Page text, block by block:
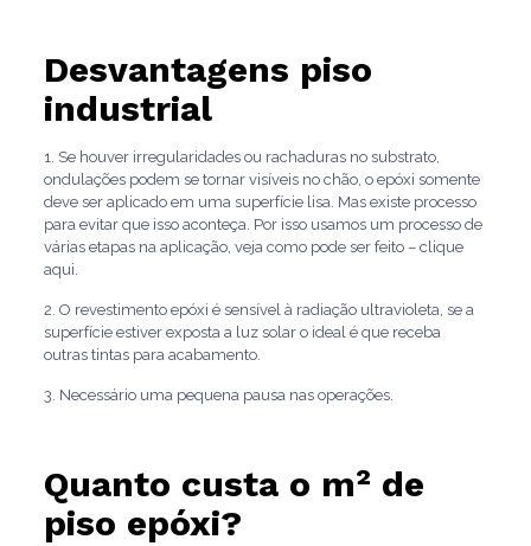
Desvantagens piso
industrial
1. Se houver irregularidades ou rachaduras no substrato,
ondulações podem se tornar visíveis no chão, o epóxi somente
deve ser aplicado em uma superfície lisa. Mas existe processo
para evitar que isso aconteça. Por isso usamos um processo de
várias etapas na aplicação, veja como pode ser feito – clique
aqui.
2. O revestimento epóxi é sensível à radiação ultravioleta, se a
superfície estiver exposta a luz solar o ideal é que receba
outras tintas para acabamento.
3. Necessário uma pequena pausa nas operações.
Quanto custa o m² de
piso epóxi?